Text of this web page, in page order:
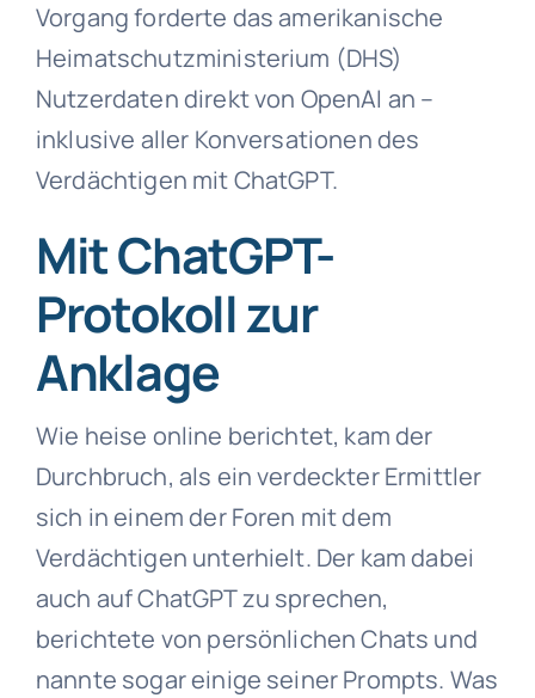
Vorgang forderte das amerikanische
Heimatschutzministerium (DHS)
Nutzerdaten direkt von OpenAI an –
inklusive aller Konversationen des
Verdächtigen mit ChatGPT.
Mit ChatGPT-
Protokoll zur
Anklage
Wie heise online berichtet, kam der
Durchbruch, als ein verdeckter Ermittler
sich in einem der Foren mit dem
Verdächtigen unterhielt. Der kam dabei
auch auf ChatGPT zu sprechen,
berichtete von persönlichen Chats und
nannte sogar einige seiner Prompts. Was